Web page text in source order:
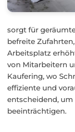
sorgt für
befreite
Arbeitsplatz
von Mitarbeitern
Kaufering, wo
effiziente und
entscheidend,
beeinträchtigen.